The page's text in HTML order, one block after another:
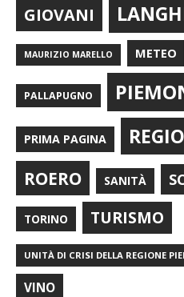
GIOVANI
MAURIZIO MARELLO METEO
PALLAPUGNO
PRIMA PAGINA
ROERO SANITÀ
TORINO TURISMO
UNITÀ DI CRISI DELLA REGIONE
VINO